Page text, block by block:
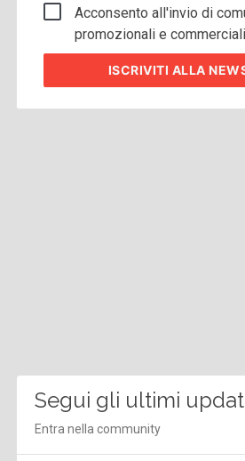
Acconsento all'invio di
promozionali e
ISCRIVITI ALLA
Segui gli ultimi
Entra nella community